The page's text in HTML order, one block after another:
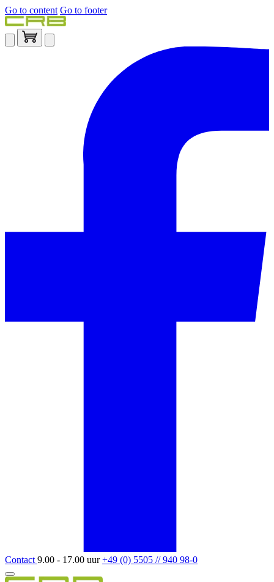
Go to content Go to footer
Contact 9.00 - 17.00 uur+49 (0) 5505 // 940 98-0